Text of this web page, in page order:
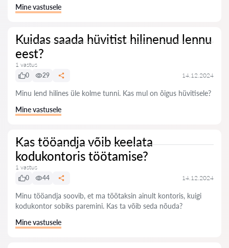
Mine vastusele
Kuidas saada hüvitist hilinenud lennu
eest?
1 vastus
0
29 14.12.2024
Minu lend hilines üle kolme tunni. Kas mul on õigus hüvitisele?
Mine vastusele
Kas tööandja võib keelata
kodukontoris töötamise?
1 vastus
0
44 14.12.2024
Minu tööandja soovib, et ma töötaksin ainult kontoris, kuigi
kodukontor sobiks paremini. Kas ta võib seda nõuda?
Mine vastusele